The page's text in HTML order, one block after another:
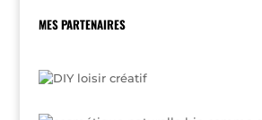
MES PARTENAIRES